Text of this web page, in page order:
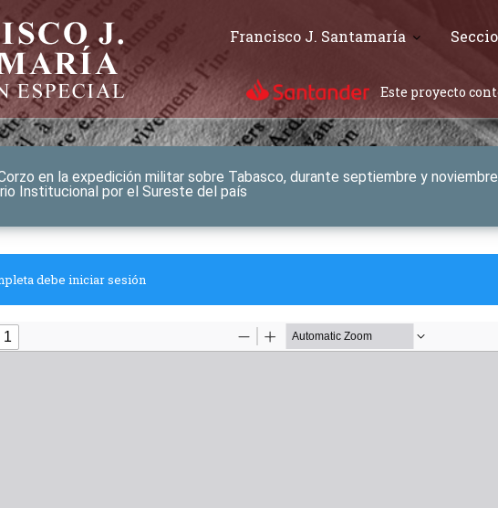
Francisco J. Santamaría
Este proyecto
en la expedición militar sobre Tabasco, durante septiembre y
Institucional por el Sureste del país
debe iniciar sesión